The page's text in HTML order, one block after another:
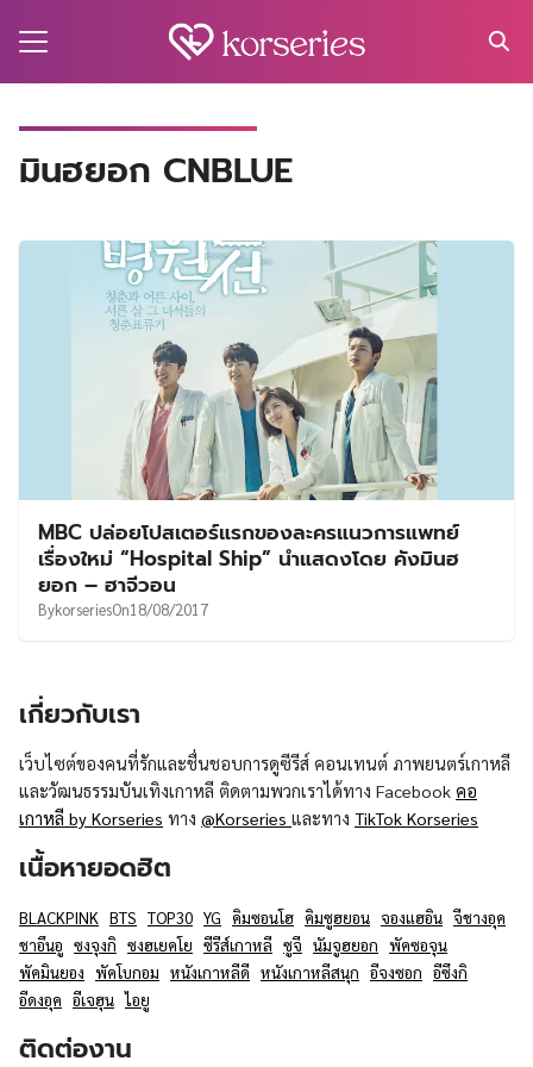
มินฮยอก CNBLUE
MBC ปล่อยโปสเตอร์แรกของละครแนวการแพทย์
เรื่องใหม่ “Hospital Ship” นำแสดงโดย คังมินฮ
ยอก – ฮาจีวอน
BykorseriesOn18/08/2017
เกี่ยวกับเรา
เว็บไซต์ของคนที่รักและชื่นชอบการดูซีรีส์ คอนเทนต์ ภาพยนตร์เกาหลี
และวัฒนธรรมบันเทิงเกาหลี ติดตามพวกเราได้ทาง Facebook คอ
เกาหลี by Korseries ทาง @Korseries และทาง TikTok Korseries
เนื้อหายอดฮิต
BLACKPINK BTS TOP30 YG คิมซอนโฮ คิมซูฮยอน จองแฮอิน จีชางอุค
ชาอึนอู ซงจุงกิ ซงฮเยคโย ซีรีส์เกาหลี ซูจี นัมจูฮยอก พัคซอจุน
พัคมินยอง พัคโบกอม หนังเกาหลีดี หนังเกาหลีสนุก อีจงซอก อีซึงกิ
อีดงอุค อีเจฮุน ไอยู
ติดต่องาน